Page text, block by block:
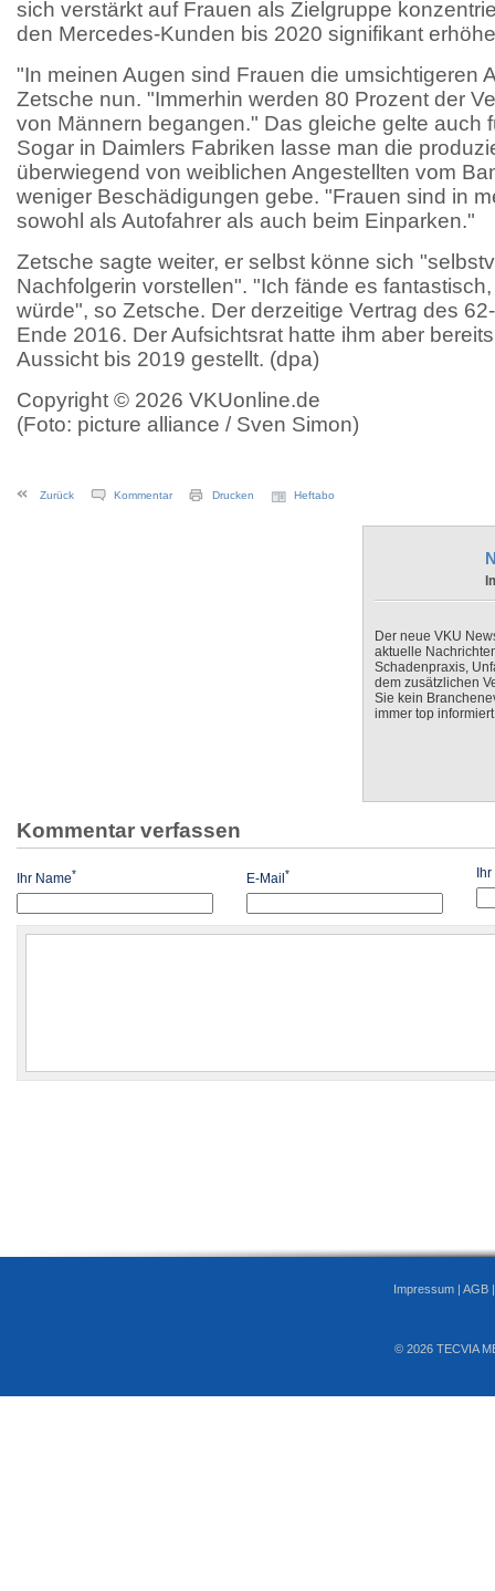
sich verstärkt auf Frauen als Zielgruppe
den Mercedes-Kunden bis 2020 signifikant
"In meinen Augen sind Frauen die umsichtigeren
Zetsche nun. "Immerhin werden 80 Prozent der
von Männern begangen." Das gleiche gelte auch
Sogar in Daimlers Fabriken lasse man die
überwiegend von weiblichen Angestellten vom
weniger Beschädigungen gebe. "Frauen sind in
sowohl als Autofahrer als auch beim Einparken."
Zetsche sagte weiter, er selbst könne sich
Nachfolgerin vorstellen". "Ich fände es
würde", so Zetsche. Der derzeitige Vertrag des
Ende 2016. Der Aufsichtsrat hatte ihm aber
Aussicht bis 2019 gestellt. (dpa)
Copyright © 2026 VKUonline.de
(Foto: picture alliance / Sven Simon)
Zurück Kommentar Drucken Heftabo
Der neue VKU
aktuelle
Schadenpraxis,
dem zusätzlichen
Sie kein
immer top
Kommentar verfassen
Ihr Name* E-Mail* Ihr
Impressum | AGB
© 2026 TECVIA